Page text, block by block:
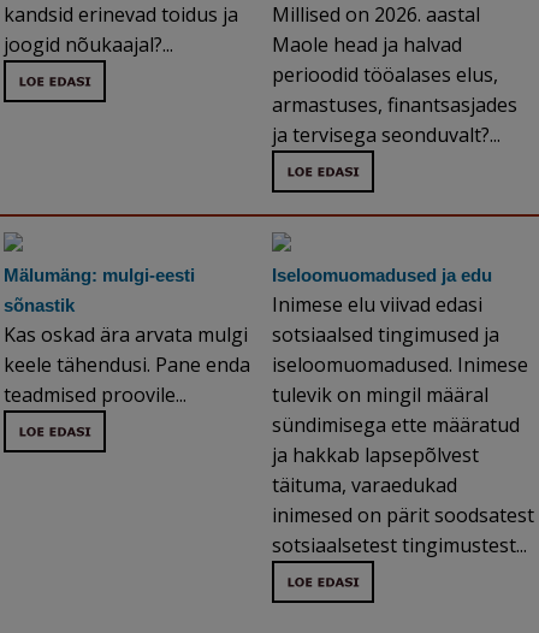
kandsid erinevad toidus ja
joogid nõukaajal?...
Millised on 2026. aastal
Maole head ja halvad
perioodid tööalases elus,
armastuses, finantsasjades
ja tervisega seonduvalt?...
Mälumäng: mulgi-eesti
sõnastik
Kas oskad ära arvata mulgi
keele tähendusi. Pane enda
teadmised proovile...
Iseloomuomadused ja edu
Inimese elu viivad edasi
sotsiaalsed tingimused ja
iseloomuomadused. Inimese
tulevik on mingil määral
sündimisega ette määratud
ja hakkab lapsepõlvest
täituma, varaedukad
inimesed on pärit soodsatest
sotsiaalsetest tingimustest...